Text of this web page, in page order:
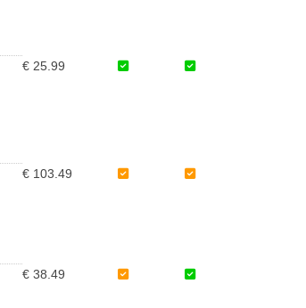
€ 25.99
€ 103.49
€ 38.49